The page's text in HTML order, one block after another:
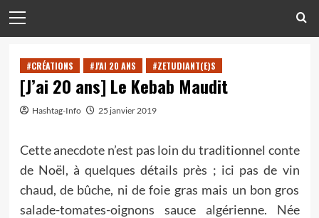
Menu
#CRÉATIONS #J'AI 20 ANS #ZETUDIANT(E)S
[J’ai 20 ans] Le Kebab Maudit
Hashtag-Info 25 janvier 2019
Cette anecdote n’est pas loin du traditionnel conte
de Noël, à quelques détails près ; ici pas de vin
chaud, de bûche, ni de foie gras mais un bon gros
salade-tomates-oignons sauce algérienne. Née